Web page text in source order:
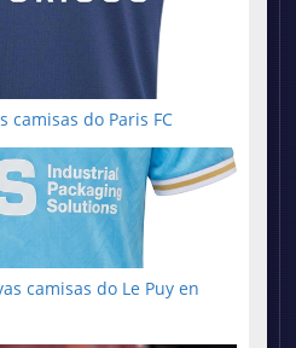
camisas do Paris FC
camisas do Le Puy en